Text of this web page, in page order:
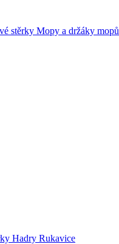
stěrky Mopy a držáky mopů
Hadry Rukavice